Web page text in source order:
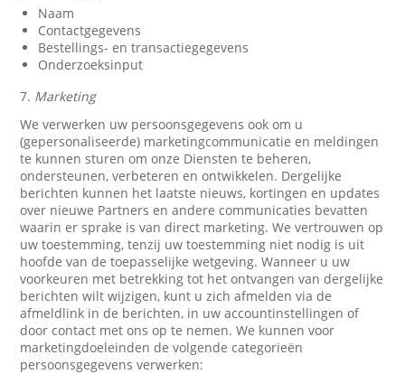
Naam
Contactgegevens
Bestellings- en transactiegegevens
Onderzoeksinput
7. Marketing
We verwerken uw persoonsgegevens ook om u
(gepersonaliseerde) marketingcommunicatie en meldingen
te kunnen sturen om onze Diensten te beheren,
ondersteunen, verbeteren en ontwikkelen. Dergelijke
berichten kunnen het laatste nieuws, kortingen en updates
over nieuwe Partners en andere communicaties bevatten
waarin er sprake is van direct marketing. We vertrouwen op
uw toestemming, tenzij uw toestemming niet nodig is uit
hoofde van de toepasselijke wetgeving. Wanneer u uw
voorkeuren met betrekking tot het ontvangen van dergelijke
berichten wilt wijzigen, kunt u zich afmelden via de
afmeldlink in de berichten, in uw accountinstellingen of
door contact met ons op te nemen. We kunnen voor
marketingdoeleinden de volgende categorieën
persoonsgegevens verwerken: